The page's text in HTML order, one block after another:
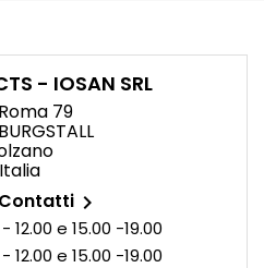
- IOSAN SRL
79
Italia

12.00 e 15.00 -19.00
12.00 e 15.00 -19.00